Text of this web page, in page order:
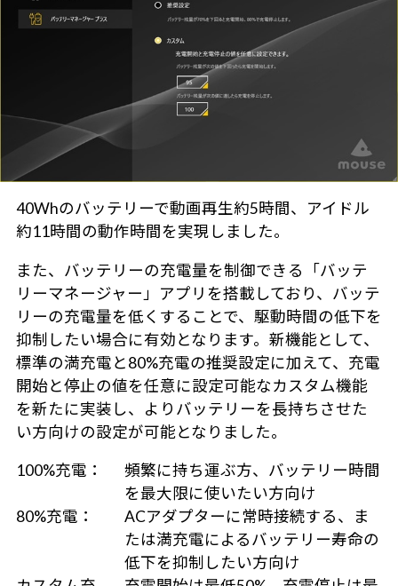
40Whのバッテリーで動画再生約5時間、アイドル
約11時間の動作時間を実現しました。
また、バッテリーの充電量を制御できる「バッテ
リーマネージャー」アプリを搭載しており、バッテ
リーの充電量を低くすることで、駆動時間の低下を
抑制したい場合に有効となります。新機能として、
標準の満充電と80%充電の推奨設定に加えて、充電
開始と停止の値を任意に設定可能なカスタム機能
を新たに実装し、よりバッテリーを長持ちさせた
い方向けの設定が可能となりました。
100%充電：
頻繁に持ち運ぶ方、バッテリー時間
を最大限に使いたい方向け
80%充電：
ACアダプターに常時接続する、ま
たは満充電によるバッテリー寿命の
低下を抑制したい方向け